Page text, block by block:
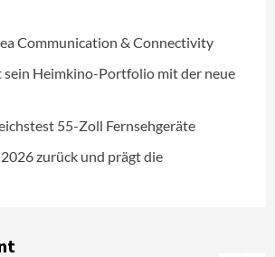
Communication & Connectivity
Heimkino-Portfolio mit der neue
55-Zoll Fernsehgeräte
zurück und prägt die
zur IFA 2026 zurück und prägt
baut Vertriebsteam in
und Ventilatoren